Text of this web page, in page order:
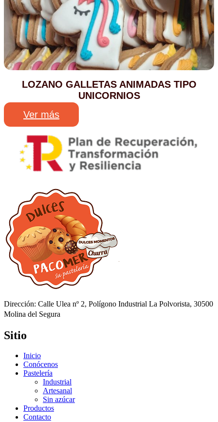
LOZANO GALLETAS ANIMADAS TIPO
UNICORNIOS
Ver más
Dirección: Calle Ulea nº 2, Polígono Industrial La Polvorista, 30500
Molina del Segura
Sitio
Inicio
Conócenos
Pastelería
Industrial
Artesanal
Sin azúcar
Productos
Contacto